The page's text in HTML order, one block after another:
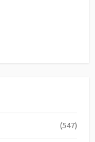
(547)